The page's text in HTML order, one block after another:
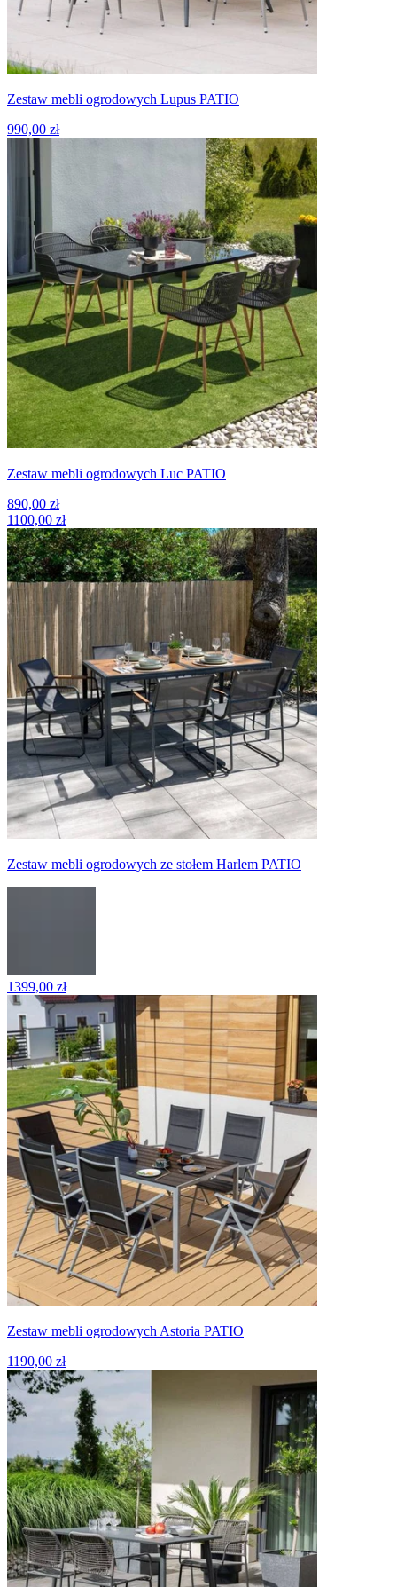
Zestaw mebli ogrodowych Lupus PATIO
990,00 zł
Zestaw mebli ogrodowych Luc PATIO
890,00 zł
1100,00 zł
Zestaw mebli ogrodowych ze stołem Harlem PATIO
1399,00 zł
Zestaw mebli ogrodowych Astoria PATIO
1190,00 zł